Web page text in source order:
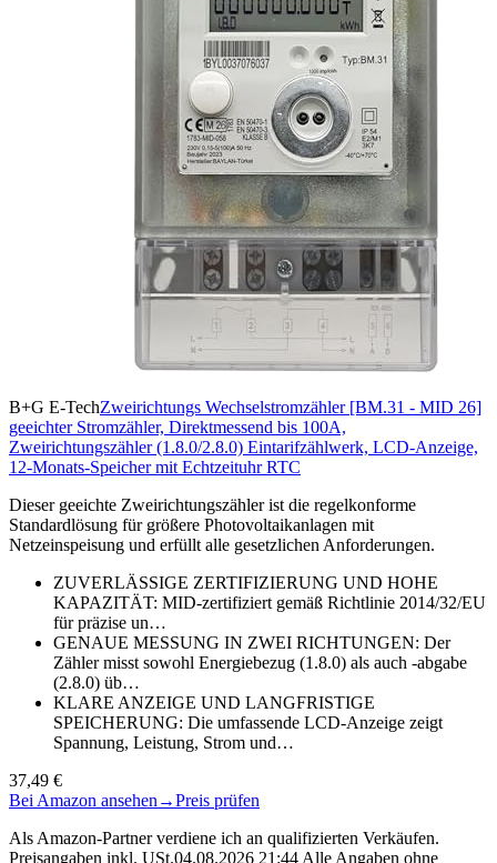
B+G E-TechZweirichtungs Wechselstromzähler [BM.31 - MID 26]
geeichter Stromzähler, Direktmessend bis 100A,
Zweirichtungszähler (1.8.0/2.8.0) Eintarifzählwerk, LCD-Anzeige,
12-Monats-Speicher mit Echtzeituhr RTC
Dieser geeichte Zweirichtungszähler ist die regelkonforme
Standardlösung für größere Photovoltaikanlagen mit
Netzeinspeisung und erfüllt alle gesetzlichen Anforderungen.
ZUVERLÄSSIGE ZERTIFIZIERUNG UND HOHE
KAPAZITÄT: MID-zertifiziert gemäß Richtlinie 2014/32/EU
für präzise un…
GENAUE MESSUNG IN ZWEI RICHTUNGEN: Der
Zähler misst sowohl Energiebezug (1.8.0) als auch -abgabe
(2.8.0) üb…
KLARE ANZEIGE UND LANGFRISTIGE
SPEICHERUNG: Die umfassende LCD-Anzeige zeigt
Spannung, Leistung, Strom und…
37,49 €
Bei Amazon ansehen →Preis prüfen
Als Amazon-Partner verdiene ich an qualifizierten Verkäufen.
Preisangaben inkl. USt.04.08.2026 21:44 Alle Angaben ohne